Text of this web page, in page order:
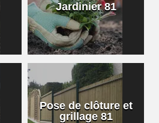
Jardinier 81
Pose de clôture et
grillage 81